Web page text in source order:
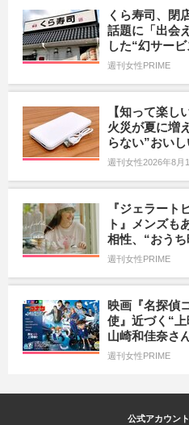
くら寿司、閉
話題に「出会
した“幻サー
週刊女性PRIME
【知って楽し
火災が夏に増
らない”おい
週刊女性2026年8月
『ジェラート
ト』メンズも
相性、“おう
週刊女性PRIME
映画『名探偵
使』近づく“
山崎和佳奈さ
週刊女性PRIME
公式アカウン